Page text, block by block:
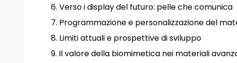
Verso i display del futuro: pelle che comunica
Programmazione e personalizzazione del
Limiti attuali e prospettive di sviluppo
Il valore della biomimetica nei materiali